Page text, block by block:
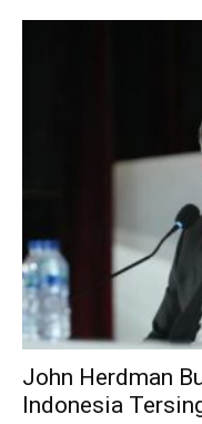
John Herdman
Indonesia